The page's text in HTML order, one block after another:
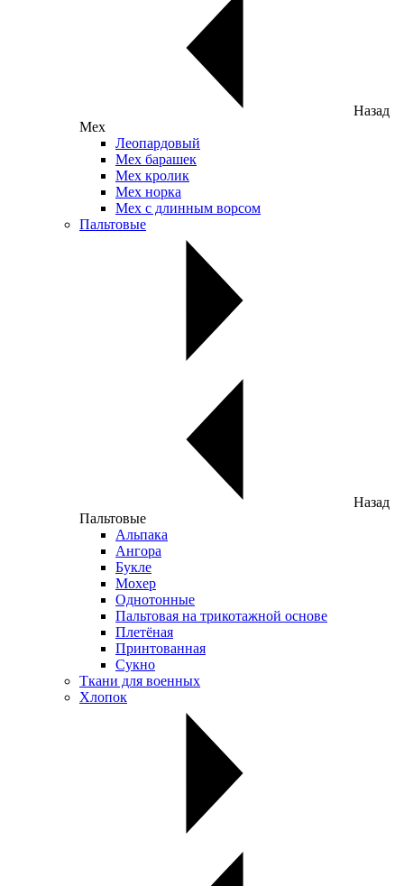
Назад
Мех
Леопардовый
Мех барашек
Мех кролик
Мех норка
Мех с длинным ворсом
Пальтовые
Назад
Пальтовые
Альпака
Ангора
Букле
Мохер
Однотонные
Пальтовая на трикотажной основе
Плетёная
Принтованная
Сукно
Ткани для военных
Хлопок